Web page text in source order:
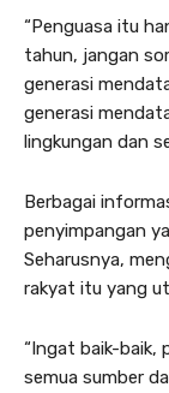
“Penguasa itu
tahun, jangan
generasi
generasi
lingkungan dan
Berbagai
penyimpangan
Seharusnya,
rakyat itu yang
“Ingat baik-baik,
semua sumber